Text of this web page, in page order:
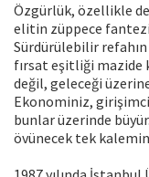
Özgürlük, özellikle
elitin züppece
Sürdürülebilir
fırsat eşitliği mazide
değil, geleceği
Ekonominiz,
bunlar üzerinde
övünecek tek